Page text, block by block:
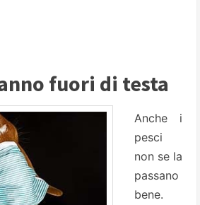
fuori di testa
Anche i
pesci
non se la
passano
bene.